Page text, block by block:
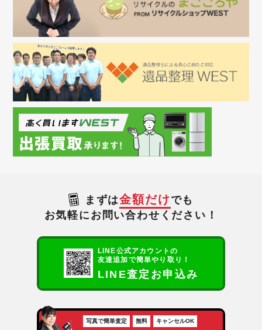
まずは金額だけ でも
お気軽にお問い合わせください！
LINE公式アカウントの
友達追加で簡単やり取り！
LINE査定お申込み
写真で簡単査定 無料 キャンセルOK